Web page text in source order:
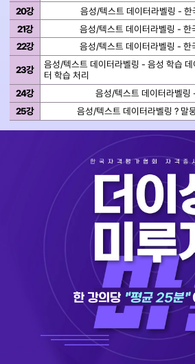
20강
음성/텍스트 데이터라벨링 -
21강
음성/텍스트 데이터라벨링 -
22강
음성/텍스트 데이터라벨링 -
23강
음성/텍스트 데이터라벨링 - 음성 학습
터 학습 처리
24강
음성/텍스트 데이터라벨링
25강
음성/텍스트 데이터라벨링 ? 말